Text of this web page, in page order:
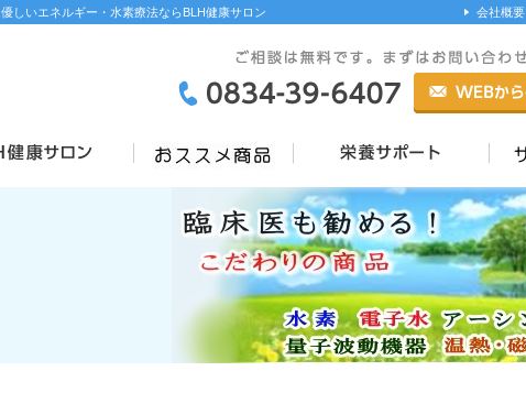
しいエネルギー・水素療法ならBLH健康サロン 会社概要